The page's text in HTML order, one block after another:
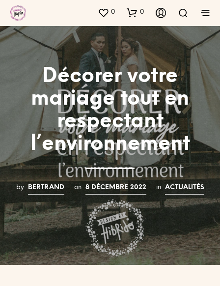
0 0
Décorer votre
mariage tout en
respectant
l’environnement
by BERTRAND on 8 DÉCEMBRE 2022 in ACTUALITÉS